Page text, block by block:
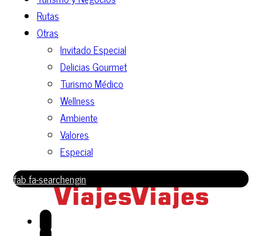
Rutas
Otras
Invitado Especial
Delicias Gourmet
Turismo Médico
Wellness
Ambiente
Valores
Especial
fab fa-searchengin